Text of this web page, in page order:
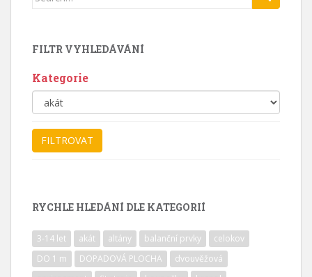
FILTR VYHLEDÁVÁNÍ
Kategorie
RYCHLE HLEDÁNÍ DLE KATEGORIÍ
3-14 let akát altány balanční prvky
celokov
DO 1 m
DOPADOVÁ PLOCHA
dvouvěžová